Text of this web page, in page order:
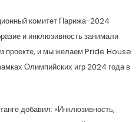
комитет Парижа-2024
и инклюзивность занимали
проекте, и мы желаем Pride House
Олимпийских игр 2024 года в
добавил: «Инклюзивность,